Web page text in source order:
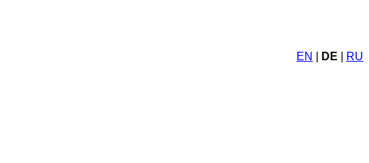
EN DE RU